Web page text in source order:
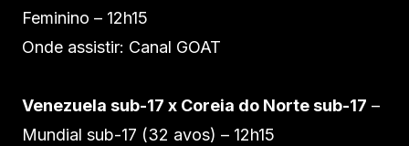
Feminino – 12h15
Onde assistir: Canal GOAT
Venezuela sub-17 x Coreia do Norte sub-17 –
Mundial sub-17 (32 avos) – 12h15